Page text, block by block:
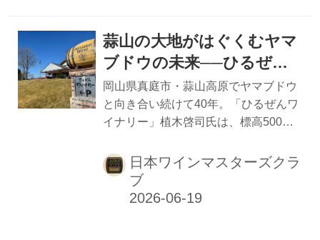
イン紹介” 冒頭では、フィリップ・ト
ルシエ氏がサンテミリオンでのワイン
た哲学とワイン造りの共通点に触れ、
「それぞれの良さを引き出し、一つの
ユニットとしてまとめ上げることは、
さらに、自身のワインをサ...
蒜山の大地がはぐくむヤマ
ブドウの未来──ひるぜん
ワイナリー会長・植木啓司
氏が語る40年の挑戦
岡山県真庭市・蒜山高原でヤマブドウ
と向き合い続けて40年。「ひるぜんワ
イナリー」植木啓司氏は、標高500メ
自のワイン造りを進化させてきた。希
少品種への挑戦、土地へのこだわり、
そして未来への展望を聞いた。 蒜山高
日本ワインマスターズクラ
ブ